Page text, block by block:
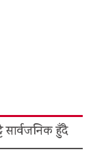
सार्वजनिक हुँदै